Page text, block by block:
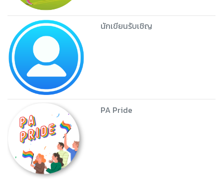
นักเขียนรับเชิญ
PA Pride